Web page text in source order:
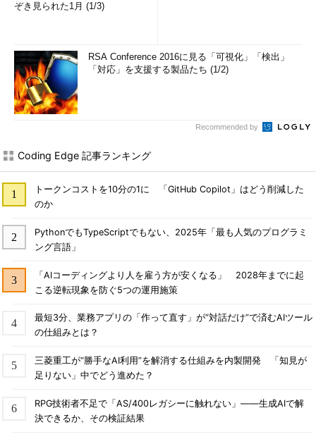
ぞき見られた1月 (1/3)
RSA Conference 2016に見る「可視化」「検出」
「対応」を支援する製品たち (1/2)
Recommended by
Coding Edge 記事ランキング
トークンコストを10分の1に 「GitHub Copilot」はどう削減した
のか
PythonでもTypeScriptでもない、2025年「最も人気のプログラミ
ング言語」
「AIコーディングより人を雇う方が安くなる」 2028年までに起
こる逆転現象を防ぐ5つの運用施策
最短3分、業務アプリの「作って直す」が“対話だけ”で済むAIツール
の仕組みとは？
三菱重工が“勝手なAI利用”を解消する仕組みを内製開発 「知見が
足りない」中でどう進めた？
RPG技術者不足で「AS/400レガシーに触れない」――生成AIで解
決できるか、その検証結果